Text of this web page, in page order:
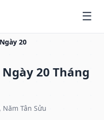
Ngày 20
20 Tháng
Tân Sửu